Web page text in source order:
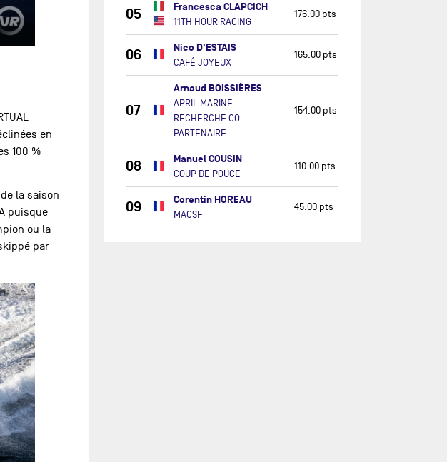
en
100 %
la saison
puisque
ou la
par
05 Francesca CLAPCICH
11TH HOUR RACING
176.00 pts
06 Nico D'ESTAIS
CAFÉ JOYEUX
165.00 pts
07
Arnaud BOISSIÈRES
APRIL MARINE -
RECHERCHE CO-
PARTENAIRE
154.00 pts
08 Manuel COUSIN
COUP DE POUCE
110.00 pts
09 Corentin HOREAU
MACSF
45.00 pts